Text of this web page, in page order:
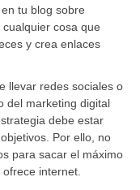
tu blog sobre
cosa que
y crea enlaces
llevar redes sociales o
del marketing digital
debe estar
Por ello, no
para sacar el máximo
internet.